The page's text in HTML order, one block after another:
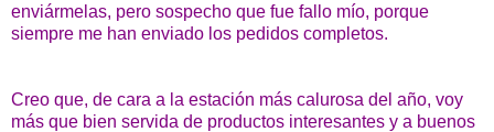
enviármelas, pero sospecho que fue fallo mío, porque
siempre me han enviado los pedidos completos.
Creo que, de cara a la estación más calurosa del año, voy
más que bien servida de productos interesantes y a buenos